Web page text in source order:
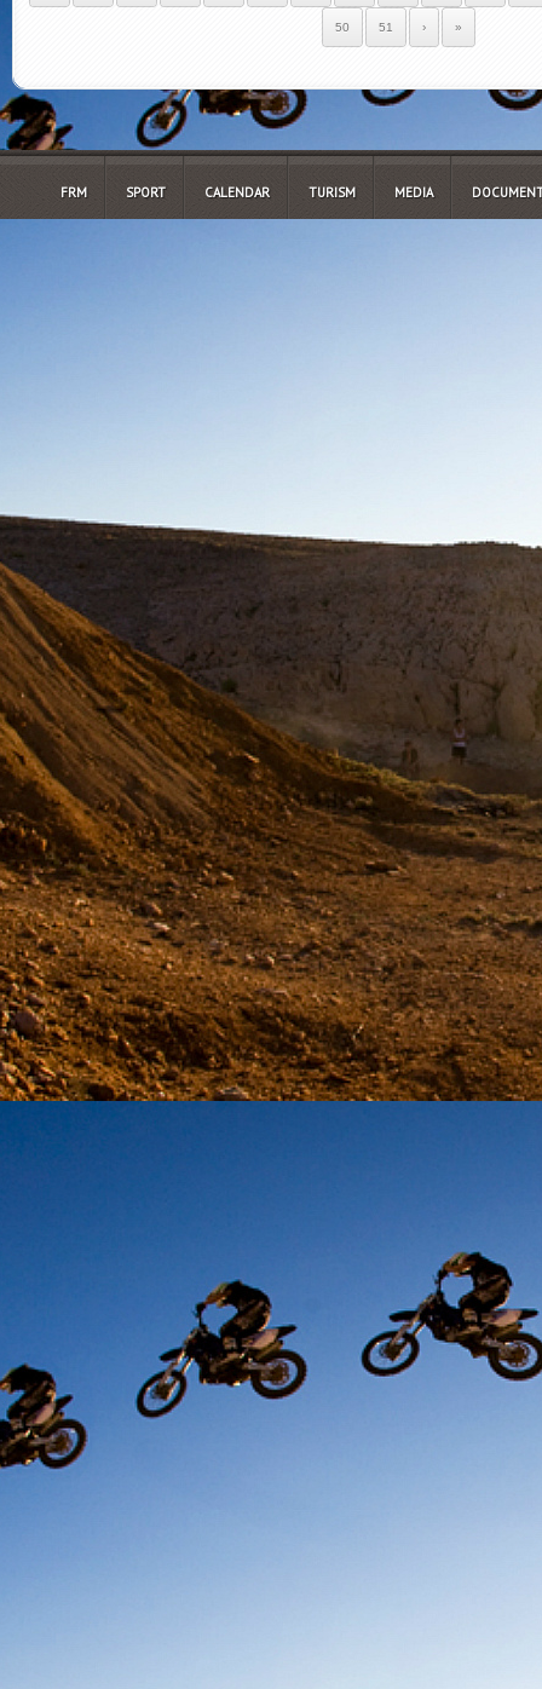
50 51 › »
FRM SPORT CALENDAR TURISM MEDIA